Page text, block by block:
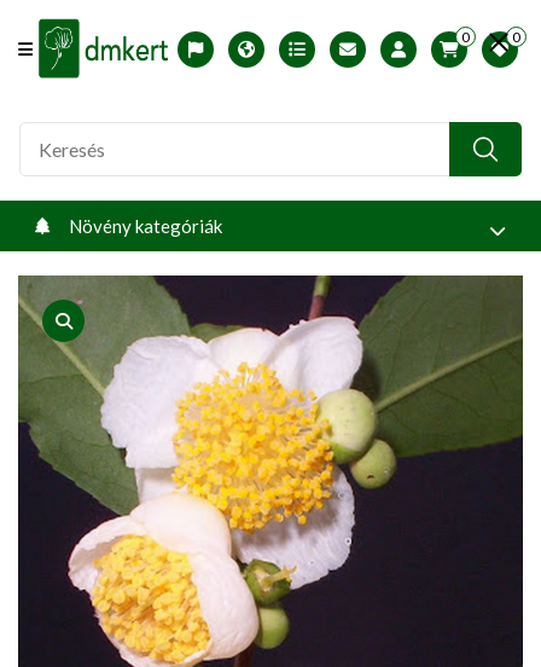
Offcanvas Menu Open
English version
Télállósági zónák
Nyomtatható ABC árjegyzék
Profilom
0 0
Növény kategóriák
product view